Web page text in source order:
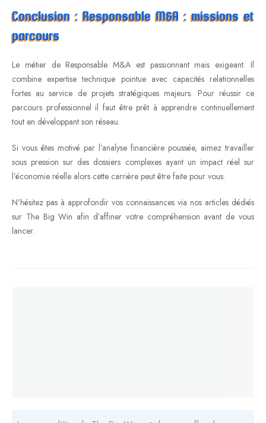
Conclusion : Responsable M&A : missions et
parcours
Le métier de Responsable M&A est passionnant mais exigeant. Il
combine expertise technique pointue avec capacités relationnelles
fortes au service de projets stratégiques majeurs. Pour réussir ce
parcours professionnel il faut être prêt à apprendre continuellement
tout en développant son réseau.
Si vous êtes motivé par l’analyse financière poussée, aimez travailler
sous pression sur des dossiers complexes ayant un impact réel sur
l’économie réelle alors cette carrière peut être faite pour vous.
N’hésitez pas à approfondir vos connaissances via nos articles dédiés
sur The Big Win afin d’affiner votre compréhension avant de vous
lancer.